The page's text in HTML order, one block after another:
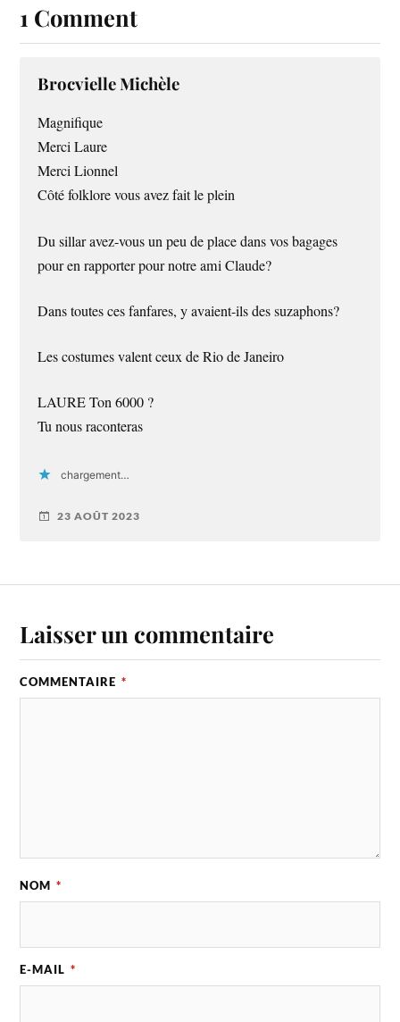
1 Comment
Brocvielle Michèle
Magnifique
Merci Laure
Merci Lionnel
Côté folklore vous avez fait le plein
Du sillar avez-vous un peu de place dans vos bagages
pour en rapporter pour notre ami Claude?
Dans toutes ces fanfares, y avaient-ils des suzaphons?
Les costumes valent ceux de Rio de Janeiro
LAURE Ton 6000 ?
Tu nous raconteras
chargement…
23 AOÛT 2023
Laisser un commentaire
COMMENTAIRE *
NOM *
E-MAIL *